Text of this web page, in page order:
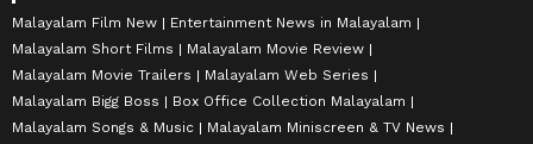
Malayalam Film New
Entertainment News in Malayalam
Malayalam Short Films
Malayalam Movie Review
Malayalam Movie Trailers
Malayalam Web Series
Malayalam Bigg Boss
Box Office Collection Malayalam
Malayalam Songs & Music
Malayalam Miniscreen & TV News